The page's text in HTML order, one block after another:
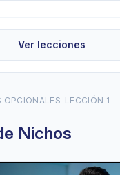
Ver lecciones
OPCIONALES-LECCIÓN 1
Nichos